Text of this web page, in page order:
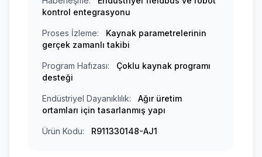
kontrol entegrasyonu
Proses İzleme:
Kaynak parametrelerinin
gerçek zamanlı takibi
Program Hafızası:
Çoklu kaynak programı
desteği
Endüstriyel Dayanıklılık:
Ağır üretim
ortamları için tasarlanmış yapı
Ürün Kodu: R911330148-AJ1